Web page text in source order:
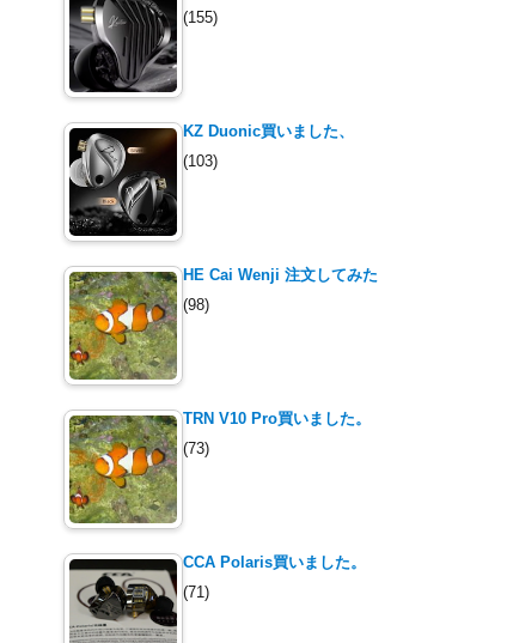
(155)
KZ Duonic買いました、
(103)
HE Cai Wenji 注文してみた
(98)
TRN V10 Pro買いました。
(73)
CCA Polaris買いました。
(71)